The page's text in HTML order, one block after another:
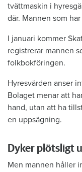
tvättmaskin i
där. Mannen som
I januari kommer
registrerar mannen
folkbokföringen.
Hyresvärden anser
Bolaget menar att
hand, utan att ha
en uppsägning.
Dyker plötsligt
Men mannen håller